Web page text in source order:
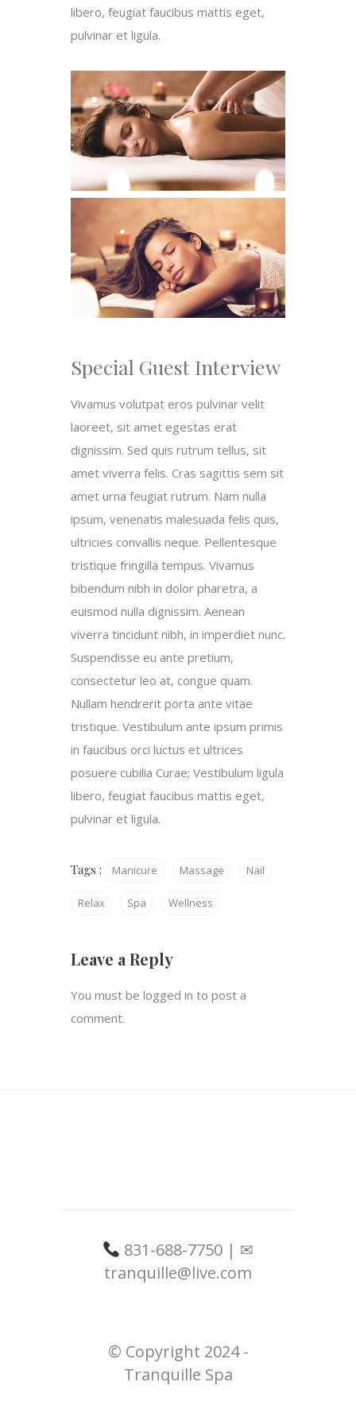
libero, feugiat faucibus mattis eget,
pulvinar et ligula.
Special Guest Interview
Vivamus volutpat eros pulvinar velit
laoreet, sit amet egestas erat
dignissim. Sed quis rutrum tellus, sit
amet viverra felis. Cras sagittis sem sit
amet urna feugiat rutrum. Nam nulla
ipsum, venenatis malesuada felis quis,
ultricies convallis neque. Pellentesque
tristique fringilla tempus. Vivamus
bibendum nibh in dolor pharetra, a
euismod nulla dignissim. Aenean
viverra tincidunt nibh, in imperdiet nunc.
Suspendisse eu ante pretium,
consectetur leo at, congue quam.
Nullam hendrerit porta ante vitae
tristique. Vestibulum ante ipsum primis
in faucibus orci luctus et ultrices
posuere cubilia Curae; Vestibulum ligula
libero, feugiat faucibus mattis eget,
pulvinar et ligula.
Tags : Manicure Massage Nail
Relax Spa Wellness
Leave a Reply
You must be logged in to post a
comment.
831-688-7750 | ✉
tranquille@live.com
© Copyright 2024 -
Tranquille Spa